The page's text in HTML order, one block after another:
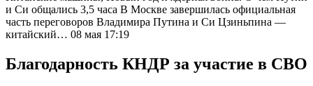
и Си общались 3,5 часа В Москве завершилась официальная
часть переговоров Владимира Путина и Си Цзиньпина —
китайский… 08 мая 17:19
Благодарность КНДР за участие в СВО